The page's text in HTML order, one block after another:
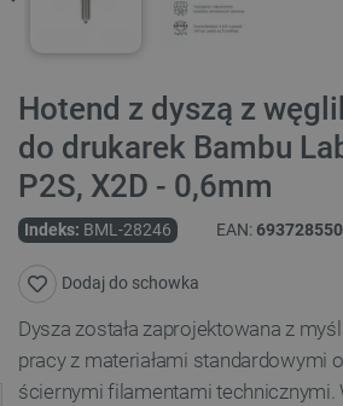
Hotend z dyszą z
do drukarek Bambu
P2S, X2D - 0,6mm
Indeks: BML-28246 EAN:
Dodaj do schowka
Dysza została zaprojektowana z
pracy z materiałami standardowymi
ściernymi filamentami technicznymi.